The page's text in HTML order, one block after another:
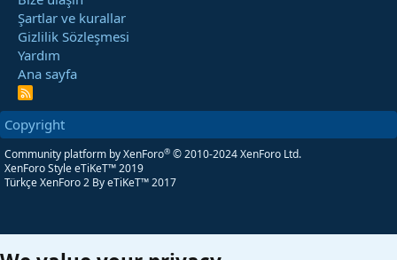
Şartlar ve kurallar
Gizlilik Sözleşmesi
Yardım
Ana sayfa
R
S
Copyright
Community platform by XenForo® © 2010-2024 XenForo Ltd.
XenForo Style eTiKeT™ 2019
Türkçe XenForo 2 By eTiKeT™ 2017